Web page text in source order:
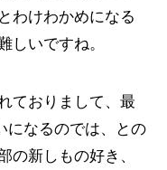
わけわかめになる
しいですね。
ておりまして、最
になるのでは、との
の新しもの好き、